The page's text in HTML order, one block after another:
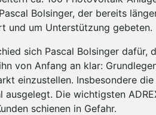
Bolsinger, der bereits
und um Unterstützung gebeten.
sich Pascal Bolsinger
von Anfang an klar:
einzustellen. Insbesondere
ausgelegt. Die wichtigsten
schienen in Gefahr.